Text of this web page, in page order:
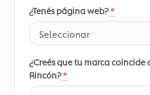
¿Tenés página web?*
¿Creés que tu marca coincide
Rincón?*